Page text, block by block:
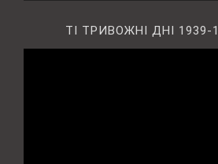
ТІ ТРИВОЖНІ ДНІ 1939-